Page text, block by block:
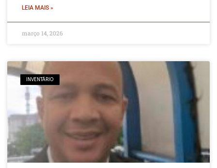
LEIA MAIS »
março 14, 2026
INVENTÁRIO